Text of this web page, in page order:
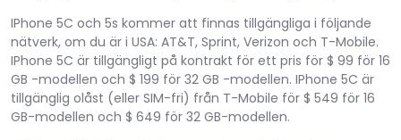
IPhone 5C och 5s kommer att finnas tillgängliga i följande
nätverk, om du är i USA: AT&T, Sprint, Verizon och T-Mobile.
IPhone 5C är tillgängligt på kontrakt för ett pris för $ 99 för 16
GB -modellen och $ 199 för 32 GB -modellen. IPhone 5C är
tillgänglig olåst (eller SIM-fri) från T-Mobile för $ 549 för 16
GB-modellen och $ 649 för 32 GB-modellen.